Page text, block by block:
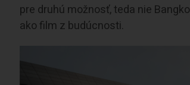
pre druhú možnosť, teda nie
ako film z budúcnosti.